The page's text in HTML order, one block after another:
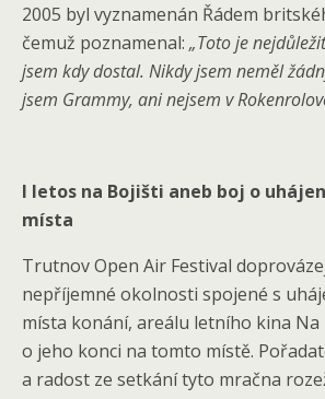
2005 byl vyznamenán Řádem
čemuž poznamenal: „Toto je
jsem kdy dostal. Nikdy jsem neměl
jsem Grammy, ani nejsem v
I letos na Bojišti aneb boj o
místa
Trutnov Open Air Festival
nepříjemné okolnosti spojené s
místa konání, areálu letního kina Na
o jeho konci na tomto místě.
a radost ze setkání tyto mračna